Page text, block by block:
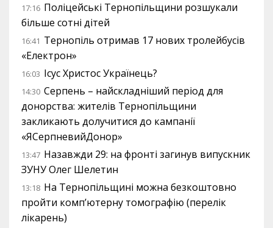
17:16 Поліцейські Тернопільщини розшукали
більше сотні дітей
16:41 Тернопіль отримав 17 нових тролейбусів
«Електрон»
16:03 Ісус Христос Українець?
14:30 Серпень – найскладніший період для
донорства: жителів Тернопільщини
закликають долучитися до кампанії
«ЯСерпневийДонор»
13:47 Назавжди 29: на фронті загинув випускник
ЗУНУ Олег Шелетин
13:18 На Тернопільщині можна безкоштовно
пройти комп’ютерну томографію (перелік
лікарень)